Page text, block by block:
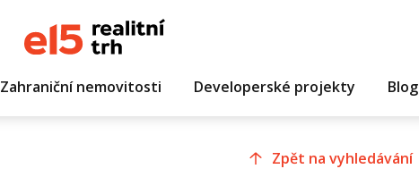
Zahraniční nemovitosti Developerské projekty Blog
Zpět na vyhledávání